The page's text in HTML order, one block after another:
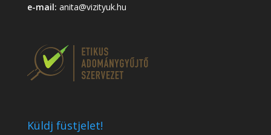
e-mail: anita@vizityuk.hu
Küldj füstjelet!